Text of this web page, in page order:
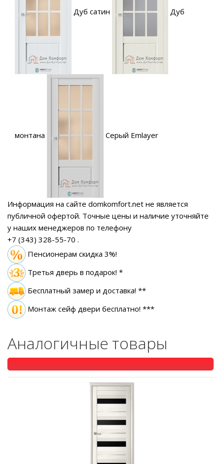
Дуб сатин Дуб
монтана Серый Emlayer
Информация на сайте domkomfort.net не является
публичной офертой. Точные цены и наличие уточняйте
у наших менеджеров по телефону
+7 (343) 328-55-70 .
Пенсионерам скидка 3%!
Третья дверь в подарок! *
Бесплатный замер и доставка! **
Монтаж сейф двери бесплатно! ***
Аналогичные товары